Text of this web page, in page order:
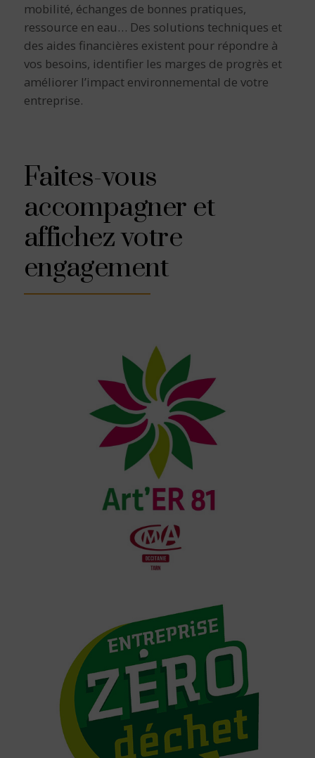
mobilité, échanges de bonnes pratiques,
ressource en eau… Des solutions techniques et
des aides financières existent pour répondre à
vos besoins, identifier les marges de progrès et
améliorer l’impact environnemental de votre
entreprise.
Faites-vous
accompagner et
affichez votre
engagement